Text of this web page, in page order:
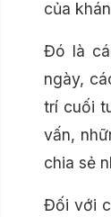
của
Đó là
ngày,
trí cuối
vấn,
chia sẻ
Đối với